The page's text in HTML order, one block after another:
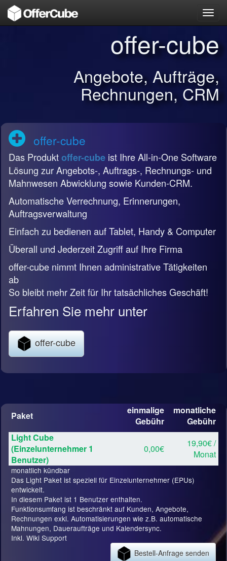
offer-cube
Angebote, Aufträge,
Rechnungen, CRM
offer-cube
Das Produktoffer-cube ist Ihre All-in-One Software
Lösung zur Angebots-, Auftrags-, Rechnungs- und
Mahnwesen Abwicklung sowie Kunden-CRM.
Automatische Verrechnung, Erinnerungen,
Auftragsverwaltung
Einfach zu bedienen auf Tablet, Handy & Computer
Überall und Jederzeit Zugriff auf Ihre Firma
offer-cube nimmt Ihnen administrative Tätigkeiten
ab
So bleibt mehr Zeit für Ihr tatsächliches Geschäft!
Erfahren Sie mehr unter
offer-cube
Paket
einmalige
Gebühr
monatliche
Gebühr
Light Cube
(Einzelunternehmer 1
Benutzer)
0,00€
19,90€ /
Monat
monatlich kündbar
Das Light Paket ist speziell für Einzelunternehmer (EPUs)
entwickelt.
In diesem Paket ist 1 Benutzer enthalten.
Funktionsumfang ist beschränkt auf Kunden, Angebote,
Rechnungen exkl. Automatisierungen wie z.B. automatische
Mahnungen, Daueraufträge und Kalendersync.
Inkl. Wiki Support
Bestell-Anfrage senden